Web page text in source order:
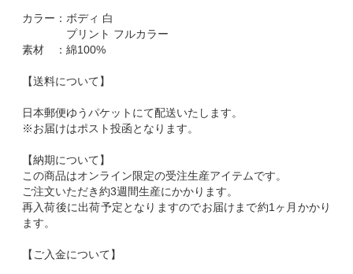
カラー：ボディ 白
プリント フルカラー
素材 ：綿100%
【送料について】
日本郵便ゆうパケットにて配送いたします。
※お届けはポスト投函となります。
【納期について】
この商品はオンライン限定の受注生産アイテムです。
ご注文いただき約3週間生産にかかります。
再入荷後に出荷予定となりますのでお届けまで約1ヶ月かかり
ます。
【ご入金について】